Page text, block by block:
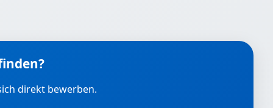
direkt bewerben.